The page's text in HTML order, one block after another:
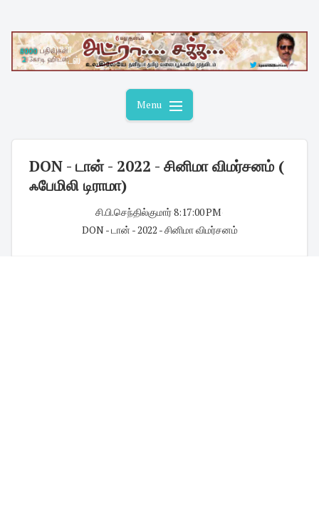
content
Menu
DON - டான் - 2022 - சினிமா விமர்சனம் (
ஃபேமிலி டிராமா)
சி.பி.செந்தில்குமார்8:17:00 PM
DON - டான் - 2022 - சினிமா விமர்சனம்